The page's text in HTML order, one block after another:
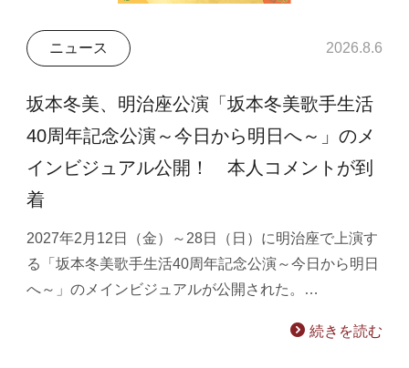
ニュース 2026.8.6
坂本冬美、明治座公演「坂本冬美歌手生活
40周年記念公演～今日から明日へ～」のメ
インビジュアル公開！ 本人コメントが到
着
2027年2月12日（金）～28日（日）に明治座で上演す
る「坂本冬美歌手生活40周年記念公演～今日から明日
へ～」のメインビジュアルが公開された。…
続きを読む